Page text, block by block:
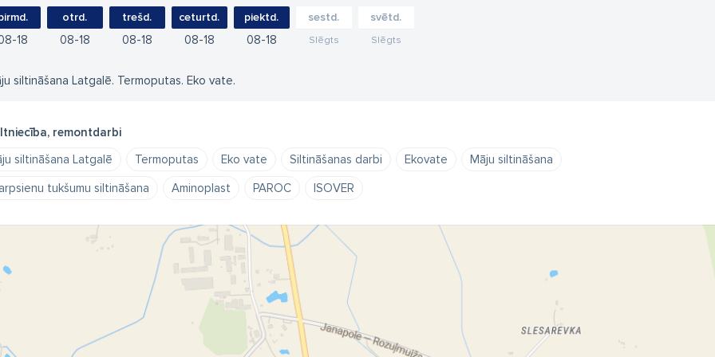
18
otrd.
08 18
trešd.
08 18
ceturtd.
08 18
piektd.
08 18
sestd.
Slēgts
svētd.
Slēgts
siltināšana Latgalē. Termoputas. Eko vate.
remontdarbi
siltināšana Latgalē
Termoputas Eko vate Siltināšanas darbi Ekovate
Māju siltināšana
tukšumu siltināšana
Aminoplast PAROC ISOVER